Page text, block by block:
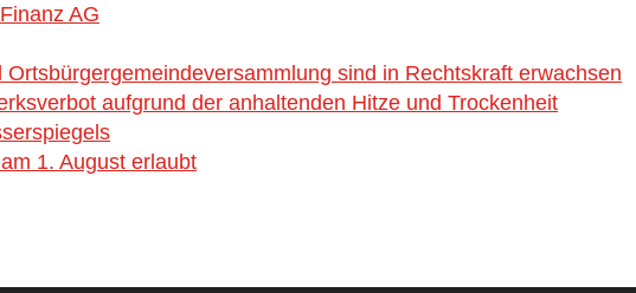
AG
sind in Rechtskraft erwachsen
aufgrund der anhaltenden Hitze und Trockenheit
1. August erlaubt